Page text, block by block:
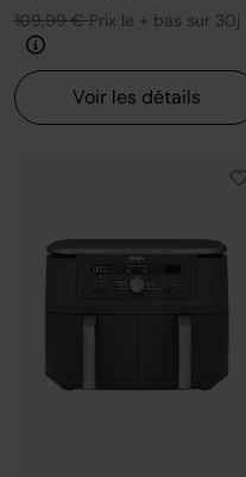
109,99 €Prix le + bas sur 30j
Voir les détails